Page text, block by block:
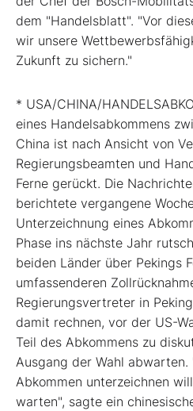
dem "Handelsblatt". "Vor
wir unsere
Zukunft zu sichern."
* USA/CHINA/
eines Handelsabkommens
China ist nach Ansicht von
Regierungsbeamten und
Ferne gerückt. Die
berichtete vergangene
Unterzeichnung eines
Phase ins nächste Jahr
beiden Länder über Pekings
umfassenderen
Regierungsvertreter in
damit rechnen, vor der US-
Teil des Abkommens zu
Ausgang der Wahl
Abkommen unterzeichnen
warten", sagte ein